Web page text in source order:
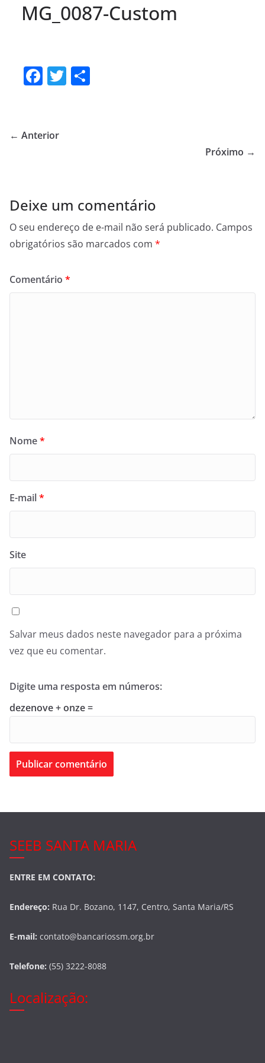
MG_0087-Custom
F
e
k
T
← Anterior
Próximo →
Deixe um comentário
O seu endereço de e-mail não será publicado. Campos
obrigatórios são marcados com *
Comentário *
Nome*
E-mail*
Site
Salvar meus dados neste navegador para a próxima
vez que eu comentar.
Digite uma resposta em números:
dezenove + onze =
SEEB SANTA MARIA
ENTRE EM CONTATO:
Endereço: Rua Dr. Bozano, 1147, Centro, Santa Maria/RS
E-mail: contato@bancariossm.org.br
Telefone: (55) 3222-8088
Localização: